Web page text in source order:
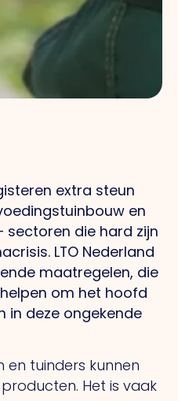
extra steun
en
die hard zijn
LTO Nederland
maatregelen, die
om het hoofd
in deze ongekende
en tuinders kunnen
Het is vaak